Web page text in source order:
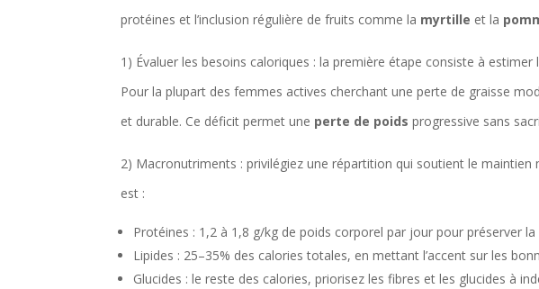
protéines et l’inclusion régulière de fruits comme la myrtille et la
1) Évaluer les besoins caloriques : la première étape consiste à
Pour la plupart des femmes actives cherchant une perte de graisse
et durable. Ce déficit permet une perte de poids progressive sans
2) Macronutriments : privilégiez une répartition qui soutient le
est :
Protéines : 1,2 à 1,8 g/kg de poids corporel par jour pour préserver la
Lipides : 25–35% des calories totales, en mettant l’accent sur les
Glucides : le reste des calories, priorisez les fibres et les glucides à